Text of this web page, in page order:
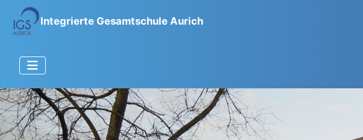
Integrierte Gesamtschule Aurich